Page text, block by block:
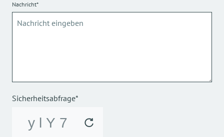
Nachricht*
Sicherheitsabfrage*